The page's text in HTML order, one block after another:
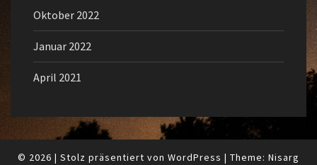
Oktober 2022
Januar 2022
April 2021
© 2026 | Stolz präsentiert von WordPress | Theme: Nisarg